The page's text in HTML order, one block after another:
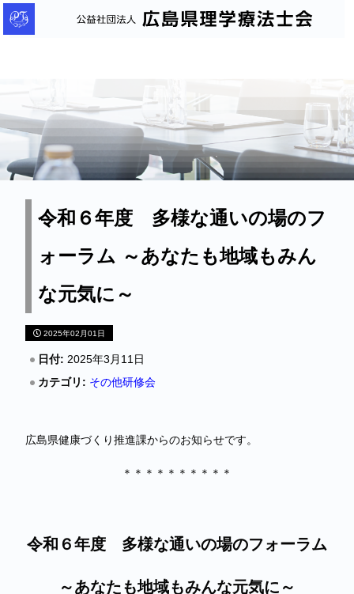
公
益
人
島
令和６年度 多様な通いの場のフ
ォーラム ～あなたも地域もみん
な元気に～
2025年02月01日
日付: 2025年3月11日
カテゴリ: その他研修会
広島県健康づくり推進課からのお知らせです。
＊＊＊＊＊＊＊＊＊＊
令和６年度 多様な通いの場のフォーラム
～あなたも地域もみんな元気に～